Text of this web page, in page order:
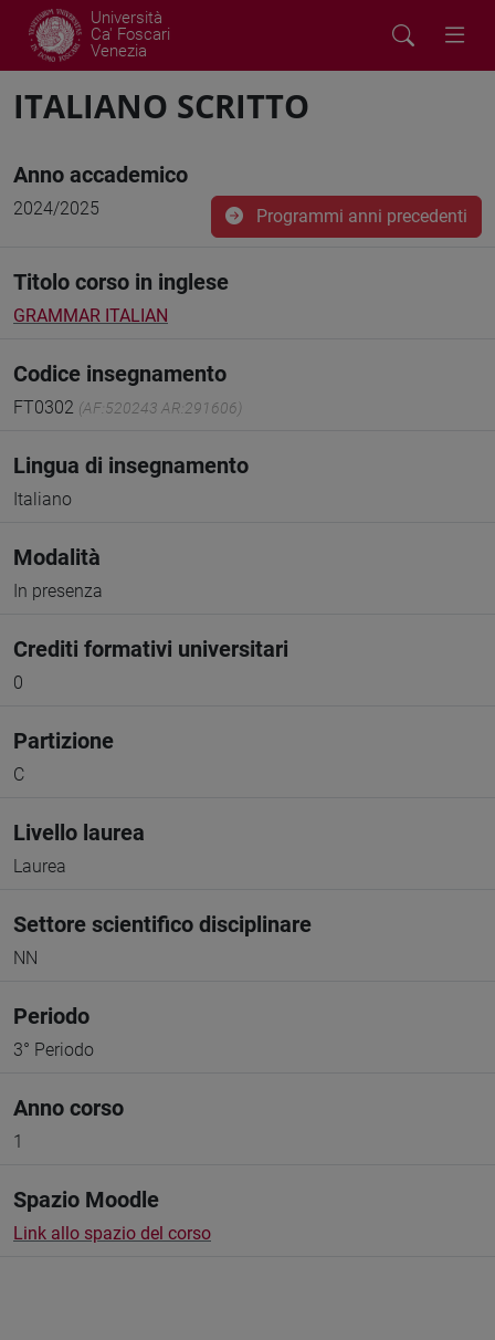
Università
Ca' Foscari
Venezia
ITALIANO SCRITTO
Anno accademico
2024/2025 Programmi anni precedenti
Titolo corso in inglese
GRAMMAR ITALIAN
Codice insegnamento
FT0302 (AF:520243 AR:291606)
Lingua di insegnamento
Italiano
Modalità
In presenza
Crediti formativi universitari
0
Partizione
C
Livello laurea
Laurea
Settore scientifico disciplinare
NN
Periodo
3° Periodo
Anno corso
1
Spazio Moodle
Link allo spazio del corso